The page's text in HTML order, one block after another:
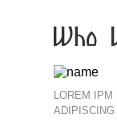
Who
LOREM IPM
ADIPISCING